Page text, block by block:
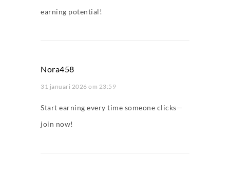
earning potential!
Nora458
31 januari 2026 om 23:59
Start earning every time someone clicks—
join now!